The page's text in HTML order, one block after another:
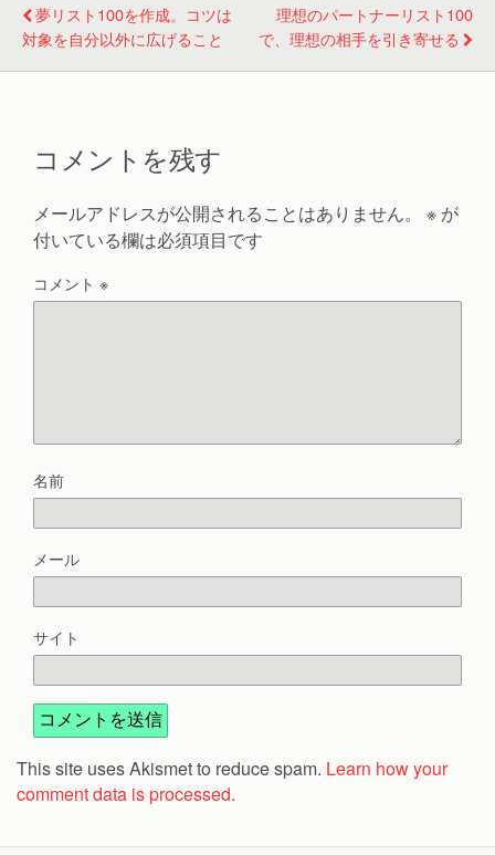
夢リスト100を作成。コツは
対象を自分以外に広げること
理想のパートナーリスト100
で、理想の相手を引き寄せる
コメントを残す
メールアドレスが公開されることはありません。 ※ が
付いている欄は必須項目です
コメント ※
名前
メール
サイト
This site uses Akismet to reduce spam. Learn how your
comment data is processed.